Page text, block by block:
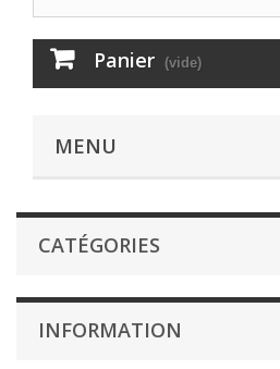
Panier (vide)
MENU
CATÉGORIES
INFORMATION